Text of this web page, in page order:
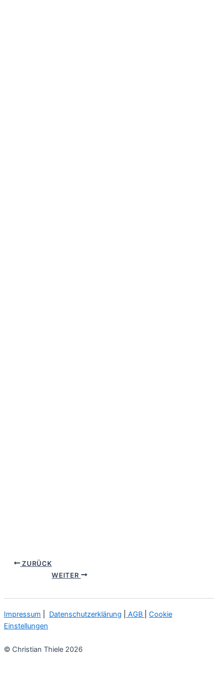
ZURÜCK
WEITER
Impressum Datenschutzerklärung AGB
Cookie
Einstellungen
© Christian Thiele 2026